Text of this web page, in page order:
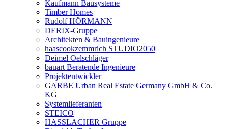
Kaufmann Bausysteme
Timber Homes
Rudolf HÖRMANN
DERIX-Gruppe
Architekten & Bauingenieure
haascookzemmrich STUDIO2050
Deimel Oelschläger
bauart Beratende Ingenieure
Projektentwickler
GARBE Urban Real Estate Germany GmbH & Co.
KG
Systemlieferanten
STEICO
HASSLACHER Gruppe